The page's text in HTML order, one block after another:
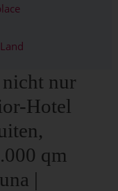
nur
Hotel
qm
|